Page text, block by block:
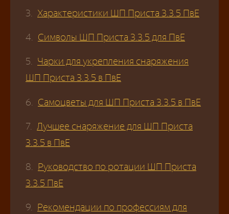
Характеристики ШП Приста 3.3.5 ПвЕ
Символы ШП Приста 3.3.5 для ПвЕ
Чарки для укрепления снаряжения
ШП Приста 3.3.5 в ПвЕ
Самоцветы для ШП Приста 3.3.5 в ПвЕ
Лучшее снаряжение для ШП Приста
3.3.5 в ПвЕ
Руководство по ротации ШП Приста
3.3.5 ПвЕ
Рекомендации по профессиям для